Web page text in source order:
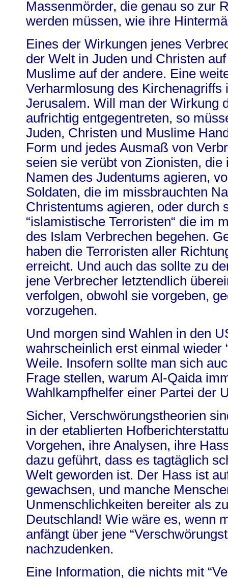
Massenmörder, die genau so zur
werden müssen, wie ihre
Eines der Wirkungen jenes
der Welt in Juden und Christen
Muslime auf der andere. Eine
Verharmlosung des Kirchenagriffs
Jerusalem. Will man der Wirkung
aufrichtig entgegentreten, so
Juden, Christen und Muslime
Form und jedes Ausmaß von
seien sie verübt von Zionisten,
Namen des Judentums agieren,
Soldaten, die im missbrauchten
Christentums agieren, oder durch
“islamistische Terroristen“ die im
des Islam Verbrechen begehen.
haben die Terroristen aller
erreicht. Und auch das sollte zu
jene Verbrecher letztendlich
verfolgen, obwohl sie vorgeben,
vorzugehen.
Und morgen sind Wahlen in den
wahrscheinlich erst einmal wieder
Weile. Insofern sollte man sich
Frage stellen, warum Al-Qaida
Wahlkampfhelfer einer Partei der
Sicher, Verschwörungstheorien
in der etablierten
Vorgehen, ihre Analysen, ihre
dazu geführt, dass es tagtäglich
Welt geworden ist. Der Hass ist
gewachsen, und manche
Unmenschlichkeiten bereiter als
Deutschland! Wie wäre es, wenn
anfängt über jene
nachzudenken.
Eine Information, die nichts mit